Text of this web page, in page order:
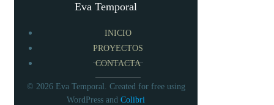
Eva Temporal
INICIO
PROYECTOS
CONTACTA
© 2026 Eva Temporal. Created for free using
WordPress and Colibri